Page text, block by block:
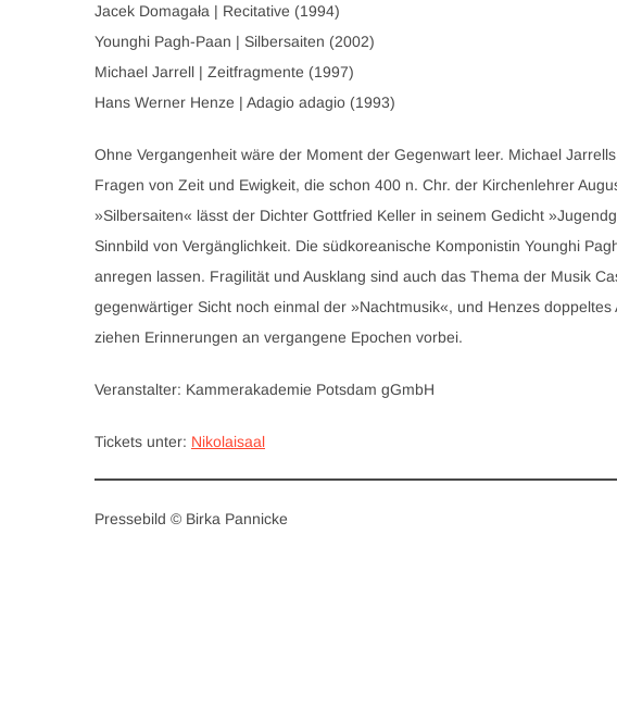
Jacek Domagała | Recitative (1994)
Younghi Pagh-Paan | Silbersaiten (2002)
Michael Jarrell | Zeitfragmente (1997)
Hans Werner Henze | Adagio adagio (1993)
Ohne Vergangenheit wäre der Moment der Gegenwart leer. Michael
Fragen von Zeit und Ewigkeit, die schon 400 n. Chr. der Kirchenlehrer
»Silbersaiten« lässt der Dichter Gottfried Keller in seinem Gedicht
Sinnbild von Vergänglichkeit. Die südkoreanische Komponistin Younghi
anregen lassen. Fragilität und Ausklang sind auch das Thema der Musik
gegenwärtiger Sicht noch einmal der »Nachtmusik«, und Henzes
ziehen Erinnerungen an vergangene Epochen vorbei.
Veranstalter: Kammerakademie Potsdam gGmbH
Tickets unter: Nikolaisaal
Pressebild © Birka Pannicke